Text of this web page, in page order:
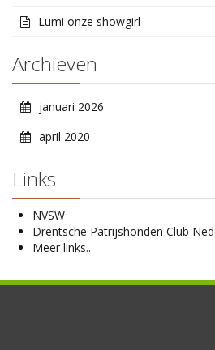
Lumi onze showgirl
Archieven
januari 2026
april 2020
Links
NVSW
Drentsche Patrijshonden Club
Meer links..